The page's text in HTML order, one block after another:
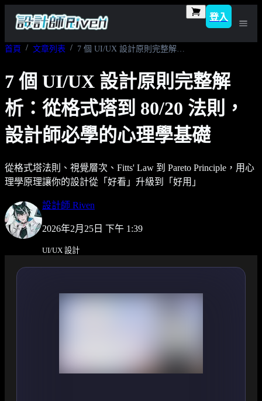
登入
首頁 文章列表 7 個 UI/UX 設計原則完整解析：從格式塔到 80/20 法則，設計師必學的心理學基礎
7 個 UI/UX 設計原則完整解
析：從格式塔到 80/20 法則，
設計師必學的心理學基礎
從格式塔法則、視覺層次、Fitts' Law 到 Pareto Principle，用心
理學原理讓你的設計從「好看」升級到「好用」
設計師 Riven
2026年2月25日 下午 1:39
UI/UX 設計